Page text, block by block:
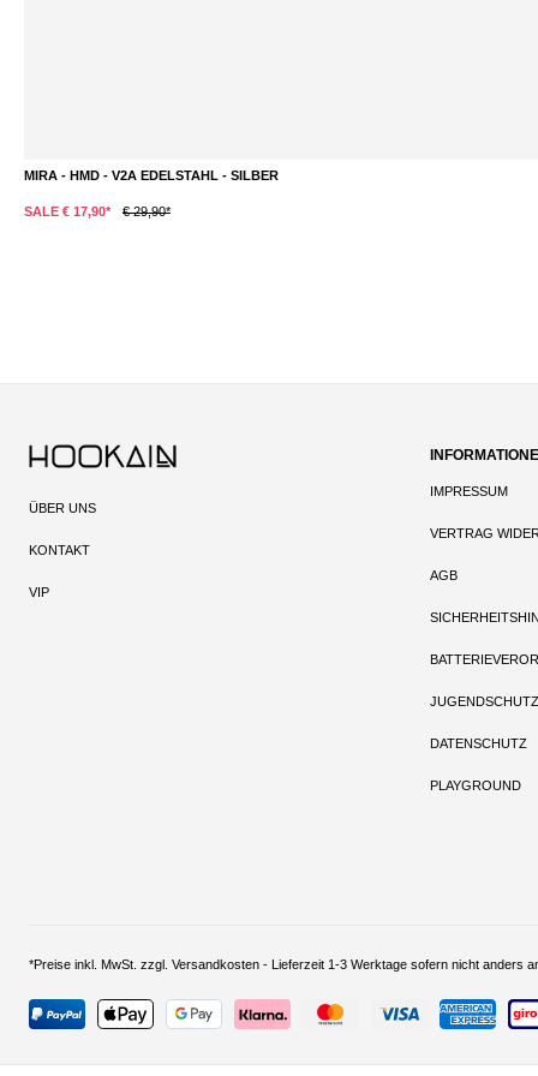
AO - KOPFDICHTUNG - SILIKON - SCHWARZ - GLATT
€ 1,50*
ÜBER UNS
KONTAKT
VIP
IMPRESSUM
VERTRAG
AGB
JUGENDSCHUTZ
DATENSCHUTZ
PLAYGROUND
*Preise inkl. MwSt. zzgl. Versandkosten - Lieferzeit 1-3 Werktage sofern nicht anders